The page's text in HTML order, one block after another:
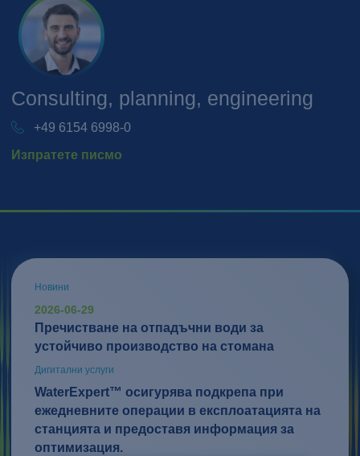
Consulting, planning, engineering
+49 6154 6998-0
Изпратете писмо
Новини
2026-06-29
Пречистване на отпадъчни води за
устойчиво производство на стомана
Дигитални услуги
WaterExpert™ осигурява подкрепа при
ежедневните операции в експлоатацията на
станцията и предоставя информация за
оптимизация.